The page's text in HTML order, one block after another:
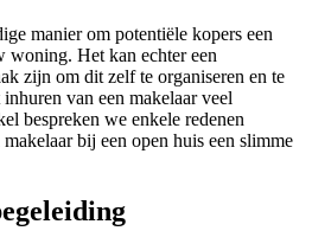
manier om potentiële kopers een
woning. Het kan echter een
zijn om dit zelf te organiseren en te
van een makelaar veel
bespreken we enkele redenen
bij een open huis een slimme